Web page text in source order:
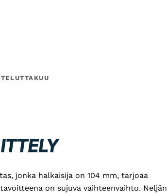
TAKUU
jonka halkaisija on 104 mm, tarjoaa
on sujuva vaihteenvaihto. Neljän